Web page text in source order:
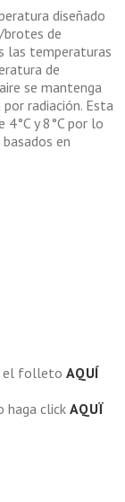
diseñado
brotes de
las temperaturas
de
se mantenga
radiación. Esta
y 8°C por lo
en
el folleto AQUÍ
haga click AQUÏ